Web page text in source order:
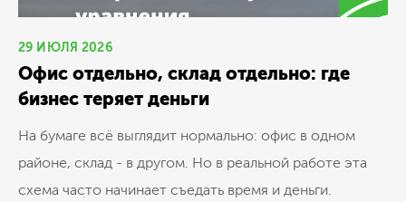
29 ИЮЛЯ 2026
Офис отдельно, склад отдельно: где
бизнес теряет деньги
На бумаге всё выглядит нормально: офис в одном
районе, склад - в другом. Но в реальной работе эта
схема часто начинает съедать время и деньги.